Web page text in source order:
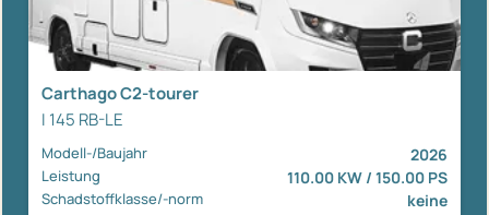
Carthago C2-tourer
I 145 RB-LE
Modell-/Baujahr 2026
Leistung 110.00 KW / 150.00 PS
Schadstoffklasse/-norm keine